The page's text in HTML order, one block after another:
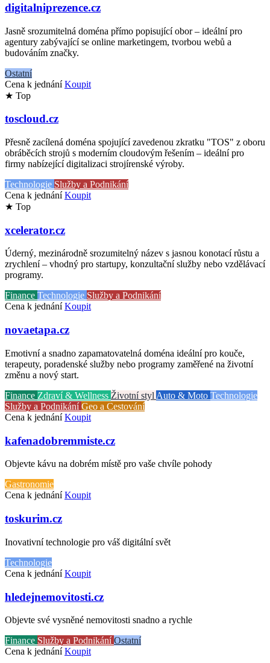
digitalniprezence.cz
Jasně srozumitelná doména přímo popisující obor – ideální pro
agentury zabývající se online marketingem, tvorbou webů a
budováním značky.
Ostatní
Cena k jednání Koupit
★ Top
toscloud.cz
Přesně zacílená doména spojující zavedenou zkratku "TOS" z oboru
obráběcích strojů s moderním cloudovým řešením – ideální pro
firmy nabízející digitalizaci strojírenské výroby.
Technologie Služby a Podnikání
Cena k jednání Koupit
★ Top
xcelerator.cz
Úderný, mezinárodně srozumitelný název s jasnou konotací růstu a
zrychlení – vhodný pro startupy, konzultační služby nebo vzdělávací
programy.
Finance Technologie Služby a Podnikání
Cena k jednání Koupit
novaetapa.cz
Emotivní a snadno zapamatovatelná doména ideální pro kouče,
terapeuty, poradenské služby nebo programy zaměřené na životní
změnu a nový start.
Finance Zdraví & Wellness Životní styl Auto & Moto Technologie
Služby a PodnikáníGeo a Cestování
Cena k jednání Koupit
kafenadobremmiste.cz
Objevte kávu na dobrém místě pro vaše chvíle pohody
Gastronomie
Cena k jednání Koupit
toskurim.cz
Inovativní technologie pro váš digitální svět
Technologie
Cena k jednání Koupit
hledejnemovitosti.cz
Objevte své vysněné nemovitosti snadno a rychle
Finance Služby a PodnikáníOstatní
Cena k jednání Koupit